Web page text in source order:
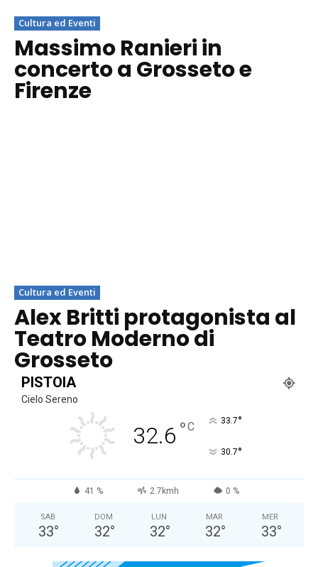
Cultura ed Eventi
Massimo Ranieri in
concerto a Grosseto e
Firenze
Cultura ed Eventi
Alex Britti protagonista al
Teatro Moderno di
Grosseto
PISTOIA
Cielo Sereno
32.6 °C 33.7°
30.7°
41 % 2.7kmh 0 %
SAB
33°
DOM
32°
LUN
32°
MAR
32°
MER
33°